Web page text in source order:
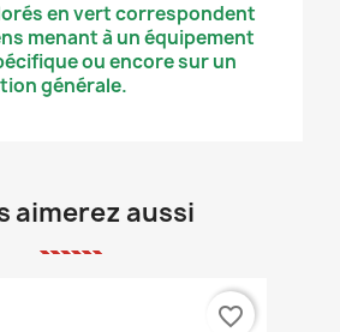
en vert correspondent
menant à un équipement
ou encore sur un
générale.
aimerez aussi
favorite_border